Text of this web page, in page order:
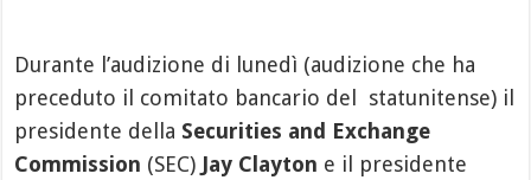
Durante l’audizione di lunedì (audizione che ha
preceduto il comitato bancario del
statunitense) il
presidente della Securities and Exchange
Commission (SEC) Jay Clayton e il presidente